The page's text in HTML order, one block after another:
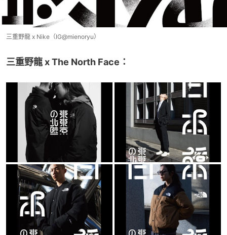
三重野龍 x Nike（IG@mienoryu）
三重野龍 x The North Face：